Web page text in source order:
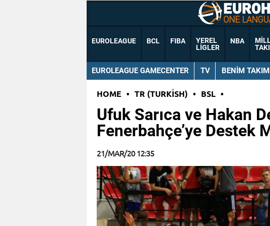
EUROLEAGUE BCL FIBA
YEREL
LIGLER
NBA
EUROLEAGUE GAMECENTER TV BENIM
HOME • TR (TURKISH) • BSL •
Ufuk Sarıca ve Hakan
Fenerbahçe’ye Destek
21/MAR/20 12:35